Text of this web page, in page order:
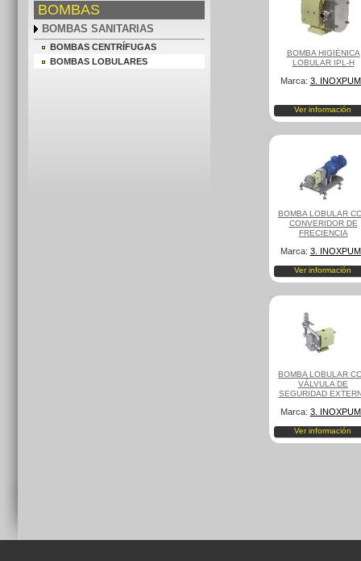
BOMBAS
BOMBAS SANITARIAS
BOMBAS CENTRÍFUGAS
BOMBAS LOBULARES
BOMBA HIGIÉNICA
LOBULAR IPL-H
Marca: 3.
Ver información
BOMBA LOBULAR
CONVERIDOR DE
FRECIENCIA
Marca: 3.
Ver información
BOMBA LOBULAR
VÁLVULA DE
SEGURIDAD
Marca: 3.
Ver información